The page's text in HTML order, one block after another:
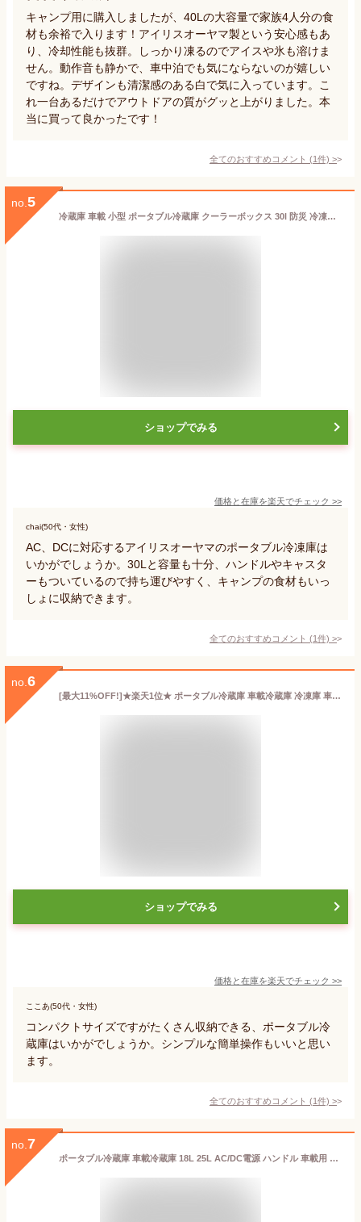
キャンプ用に購入しましたが、40Lの大容量で家族4人分の食
材も余裕で入ります！アイリスオーヤマ製という安心感もあ
り、冷却性能も抜群。しっかり凍るのでアイスや氷も溶けま
せん。動作音も静かで、車中泊でも気にならないのが嬉しい
ですね。デザインも清潔感のある白で気に入っています。こ
れ一台あるだけでアウトドアの質がグッと上がりました。本
当に買って良かったです！
全てのおすすめコメント (1件) >
no. 5
冷蔵庫 車載 小型 ポータブル冷蔵庫 クーラーボックス 30l 防災 冷凍庫 スリム 上開き ポータブル電源 コンパクト 大容量 トラック 車用 車中泊 アウトドア キャンプ バーベキュー 保冷庫 家庭用 IPD-3A-B2 アイリスオーヤマ * [2607SO]
ショップでみる
価格と在庫を楽天でチェック >>
chai(50代・女性)
AC、DCに対応するアイリスオーヤマのポータブル冷凍庫は
いかがでしょうか。30Lと容量も十分、ハンドルやキャスタ
ーもついているので持ち運びやすく、キャンプの食材もいっ
しょに収納できます。
全てのおすすめコメント (1件) >
no. 6
[最大11%OFF!]★楽天1位★ ポータブル冷蔵庫 車載冷蔵庫 冷凍庫 車載用冷蔵庫 15L -20℃〜20℃ USB給電可能 小型 12V 24V 車 冷蔵庫 車用 冷蔵 冷凍冷蔵庫 スピード冷却 クーラーボックス 防災 バーベキュー カーキ 黒 グレー PCR-15U [2607SO]
ショップでみる
価格と在庫を楽天でチェック >>
ここあ(50代・女性)
コンパクトサイズですがたくさん収納できる、ポータブル冷
蔵庫はいかがでしょうか。シンプルな簡単操作もいいと思い
ます。
全てのおすすめコメント (1件) >
no. 7
ポータブル冷蔵庫 車載冷蔵庫 18L 25L AC/DC電源 ハンドル 車載用 冷凍冷蔵庫 -18〜20度 コンプレッサー式 YFR-AC18H(H) YFR-AC252(H) ミニ冷蔵庫 小型冷蔵庫 車中泊 大容量 キャンプ セカンド冷蔵庫 アウトドア 節電 山善 YAMAZEN 【送料無料】